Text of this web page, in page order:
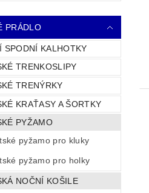
PRÁDLO
SPODNÍ KALHOTKY
TRENKOSLIPY
TRENÝRKY
KRAŤASY A ŠORTKY
PYŽAMO
pyžamo pro kluky
pyžamo pro holky
NOČNÍ KOŠILE